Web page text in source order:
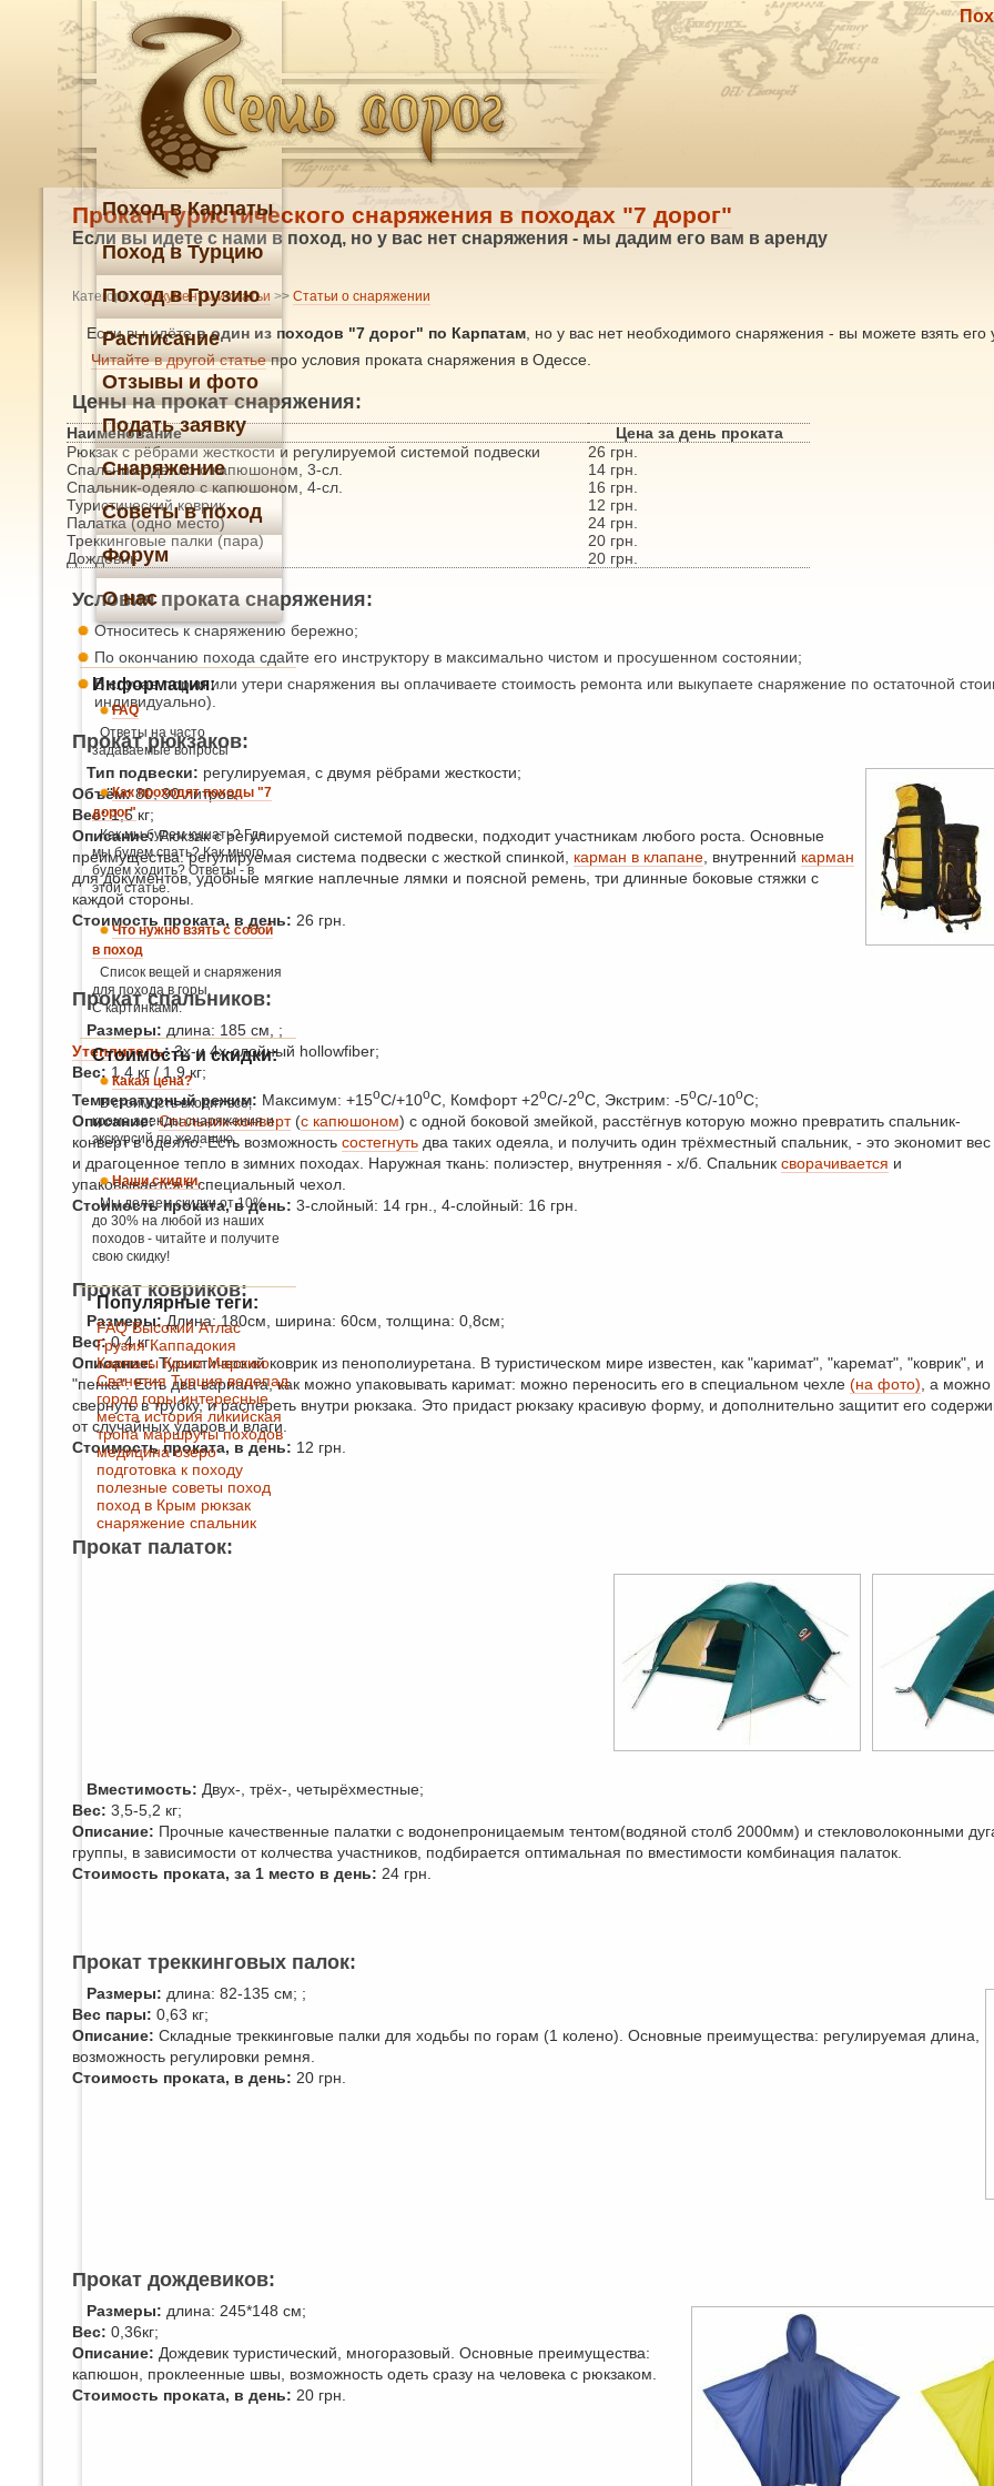
Прокат туристического снаряжения в походах "7 дорог"
Если вы идете с нами в поход, но у вас нет снаряжения - мы дадим его вам в аренду
Категория:Документы и статьи >> Статьи о снаряжении
Если вы идётев один из походов "7 дорог" по Карпатам , но у вас нет необходимого снаряжения - вы можете взять его
Читайте в другой статьепро условия проката снаряжения в Одессе.
Цены на прокат снаряжения:
Наименование
Цена за день проката
Рюкзак с рёбрами жесткости и регулируемой системой подвески
26 грн.
Спальник-одеяло с капюшоном, 3-сл.
14 грн.
Спальник-одеяло с капюшоном, 4-сл.
16 грн.
Туристический коврик
12 грн.
Палатка (одно место)
24 грн.
Треккинговые палки (пара)
20 грн.
Дождевик
20 грн.
Условия проката снаряжения:
Относитесь к снаряжению бережно;
По окончанию похода сдайте его инструктору в максимально чистом и просушенном состоянии;
В случае порчи или утери снаряжения вы оплачиваете стоимость ремонта или выкупаете снаряжение по остаточной
индивидуально).
Прокат рюкзаков:
Тип подвески: регулируемая, с двумя рёбрами жесткости;
Объём:80, 90 литров;
Вес:1,6 кг;
Описание:Рюкзак с регулируемой системой подвески, подходит участникам любого роста. Основные
преимущества: регулируемая система подвески с жесткой спинкой, карман в клапане , внутренний карман
для документов, удобные мягкие наплечные лямки и поясной ремень, три длинные боковые стяжки с
каждой стороны.
Стоимость проката, в день: 26 грн.
Прокат спальников:
Размеры: длина: 185 см, ;
Утеплитель:3х-и 4х-слойный hollowfiber;
Вес: 1,4 кг / 1,9 кг;
Температурный режим: Максимум: +15оС/+10оС, Комфорт +2оС/-2оС, Экстрим: -5оС/-10оС;
Описание: Спальник-конверт(с капюшоном) с одной боковой змейкой, расстёгнув которую можно превратить спальник-
конверт в одеяло. Есть возможность состегнуть два таких одеяла, и получить один трёхместный спальник, - это экономит вес
и драгоценное тепло в зимних походах. Наружная ткань: полиэстер, внутренняя - х/б. Спальник сворачивается и
упаковывается в специальный чехол.
Стоимость проката, в день: 3-слойный: 14 грн., 4-слойный: 16 грн.
Прокат ковриков:
Размеры: Длина: 180см, ширина: 60см, толщина: 0,8см;
Вес:0,4 кг;
Описание:Туристический коврик из пенополиуретана. В туристическом мире известен, как "каримат", "каремат", "коврик", и
"пенка". Есть два варианта, как можно упаковывать каримат: можно переносить его в специальном чехле (на фото) , а можно
свернуть в трубку, и распереть внутри рюкзака. Это придаст рюкзаку красивую форму, и дополнительно защитит его
от случайных ударов и влаги.
Стоимость проката, в день: 12 грн.
Прокат палаток:
Вместимость: Двух-, трёх-, четырёхместные;
Вес: 3,5-5,2 кг;
Описание: Прочные качественные палатки с водонепроницаемым тентом(водяной столб 2000мм) и стекловолоконными
группы, в зависимости от колчества участников, подбирается оптимальная по вместимости комбинация палаток.
Стоимость проката, за 1 место в день: 24 грн.
Прокат треккинговых палок:
Размеры: длина: 82-135 см; ;
Вес пары: 0,63 кг;
Описание: Складные треккинговые палки для ходьбы по горам (1 колено). Основные преимущества: регулируемая длина,
возможность регулировки ремня.
Стоимость проката, в день: 20 грн.
Прокат дождевиков:
Размеры: длина: 245*148 см;
Вес: 0,36кг;
Описание: Дождевик туристический, многоразовый. Основные преимущества:
капюшон, проклеенные швы, возможность одеть сразу на человека с рюкзаком.
Стоимость проката, в день: 20 грн.
Поход в Карпаты
Поход в Турцию
Поход в Грузию
Расписание
Отзывы и фото
Подать заявку
Снаряжение
Советы в поход
Форум
О нас
Информация:
FAQ
Ответы на часто
задаваемые вопросы
Как проходят походы "7
дорог"
Как мы будем кушать? Где
мы будем спать? Как много
будем ходить? Ответы - в
этой статье.
Что нужно взять с собой
в поход
Список вещей и снаряжения
для похода в горы.
С картинками.
Стоимость и скидки:
Какая цена?
В стоимость входит всё,
кроме аренды снаряжения и
экскурсий по желанию.
Наши скидки.
Мы делаем скидки от 10%
до 30% на любой из наших
походов - читайте и получите
свою скидку!
Популярные теги:
FAQ Высокий Атлас
Грузия Каппадокия
Карпаты Крым Марокко
Сванетия Турция водопад
город горы интересные
места история ликийская
тропа маршруты походов
медицина озеро
подготовка к походу
полезные советы поход
поход в Крым рюкзак
снаряжение спальник